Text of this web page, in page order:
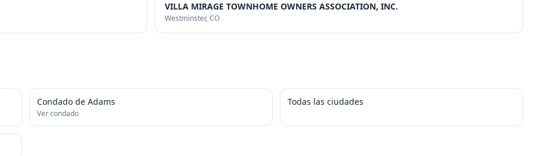
VILLA MIRAGE TOWNHOME OWNERS ASSOCIATION, INC.
Westminster, CO
Condado de Adams
Ver condado
Todas las ciudades